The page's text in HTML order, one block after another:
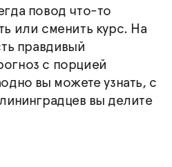
повод что-то
или сменить курс. На
правдивый
с порцией
вы можете узнать, с
вы делите